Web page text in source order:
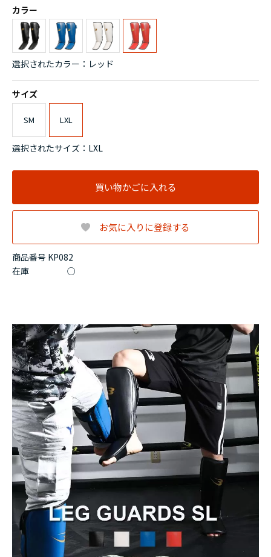
商品番号 KP082
在庫 ○
カラー
選択されたカラー：レッド
サイズ
SM LXL
選択されたサイズ：LXL
買い物かごに入れる
お気に入りに登録する